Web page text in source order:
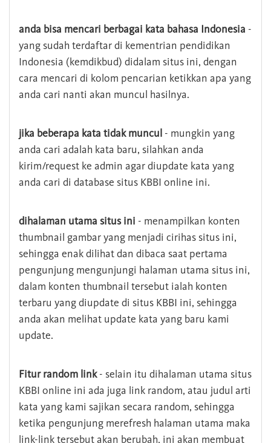
anda bisa mencari berbagai kata bahasa Indonesia -
yang sudah terdaftar di kementrian pendidikan
Indonesia (kemdikbud) didalam situs ini, dengan
cara mencari di kolom pencarian ketikkan apa yang
anda cari nanti akan muncul hasilnya.
jika beberapa kata tidak muncul - mungkin yang
anda cari adalah kata baru, silahkan anda
kirim/request ke admin agar diupdate kata yang
anda cari di database situs KBBI online ini.
dihalaman utama situs ini - menampilkan konten
thumbnail gambar yang menjadi cirihas situs ini,
sehingga enak dilihat dan dibaca saat pertama
pengunjung mengunjungi halaman utama situs ini,
dalam konten thumbnail tersebut ialah konten
terbaru yang diupdate di situs KBBI ini, sehingga
anda akan melihat update kata yang baru kami
update.
Fitur random link- selain itu dihalaman utama situs
KBBI online ini ada juga link random, atau judul arti
kata yang kami sajikan secara random, sehingga
ketika pengunjung merefresh halaman utama maka
link-link tersebut akan berubah, ini akan membuat